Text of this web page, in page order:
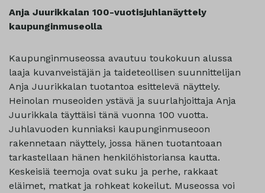
Anja Juurikkalan 100-vuotisjuhlanäyttely
kaupunginmuseolla
Kaupunginmuseossa avautuu toukokuun alussa
laaja kuvanveistäjän ja taideteollisen suunnittelijan
Anja Juurikkalan tuotantoa esittelevä näyttely.
Heinolan museoiden ystävä ja suurlahjoittaja Anja
Juurikkala täyttäisi tänä vuonna 100 vuotta.
Juhlavuoden kunniaksi kaupunginmuseoon
rakennetaan näyttely, jossa hänen tuotantoaan
tarkastellaan hänen henkilöhistoriansa kautta.
Keskeisiä teemoja ovat suku ja perhe, rakkaat
eläimet, matkat ja rohkeat kokeilut. Museossa voi